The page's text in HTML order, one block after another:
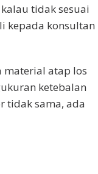
tidak sesuai
kepada konsultan
material atap los
ketebalan
tidak sama, ada